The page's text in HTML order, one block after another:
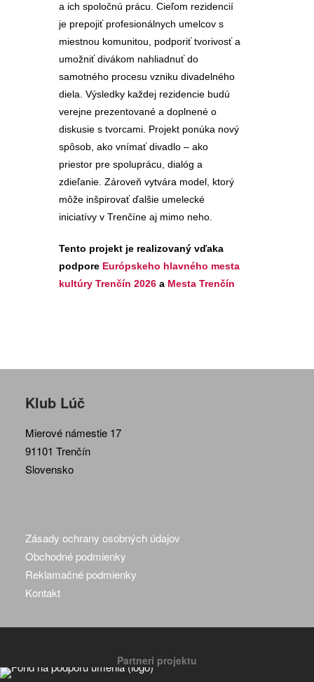
a ich spoločnú prácu. Cieľom rezidencií
je prepojiť profesionálnych umelcov s
miestnou komunitou, podporiť tvorivosť a
umožniť divákom nahliadnuť do
samotného procesu vzniku divadelného
diela. Výsledky každej rezidencie budú
verejne prezentované a doplnené o
diskusie s tvorcami. Projekt ponúka nový
spôsob, ako vnímať divadlo – ako
priestor pre spoluprácu, dialóg a
zdieľanie. Zároveň vytvára model, ktorý
môže inšpirovať ďalšie umelecké
iniciatívy v Trenčíne aj mimo neho.
Tento projekt je realizovaný vďaka
podpore Európskeho hlavného mesta
kultúry Trenčín 2026 a Mesta Trenčín
Klub Lúč
Mierové námestie 17
91101 Trenčín
Slovensko
Zásady ochrany osobných údajov
Obchodné podmienky
Reklamačné podmienky
Kontakt
Partneri projektu